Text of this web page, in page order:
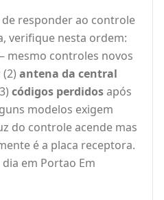
responder ao controle
verifique nesta ordem:
mesmo controles novos
antena da central
códigos perdidosapós
modelos exigem
do controle acende mas
é a placa receptora.
em Portao Em